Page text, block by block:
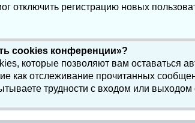
отключить регистрацию новых
cookies конференции»?
которые позволяют вам оставаться
как отслеживание прочитанных
трудности с входом или